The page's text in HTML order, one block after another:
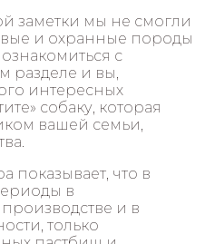
заметки мы не смогли
и охранные породы
с
разделе и вы,
интересных
собаку, которая
вашей семьи,
показывает, что в
в
и в
только